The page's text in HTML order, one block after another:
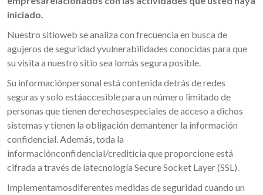
iniciado.
Nuestro sitioweb se analiza con frecuencia en busca de
agujeros de seguridad yvulnerabilidades conocidas para que
su visita a nuestro sitio sea lomás segura posible.
Su informaciónpersonal está contenida detrás de redes
seguras y solo estáaccesible para un número limitado de
personas que tienen derechosespeciales de acceso a dichos
sistemas y tienen la obligación demantener la información
confidencial. Además, toda la
informaciónconfidencial/crediticia que proporcione está
cifrada a través de latecnología Secure Socket Layer (SSL).
Implementamosdiferentes medidas de seguridad cuando un